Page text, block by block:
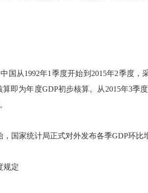
从1992年1季度开始到2015年2季度，
算即为年度GDP初步核算。从2015年3
国家统计局正式对外发布各季GDP环比
定